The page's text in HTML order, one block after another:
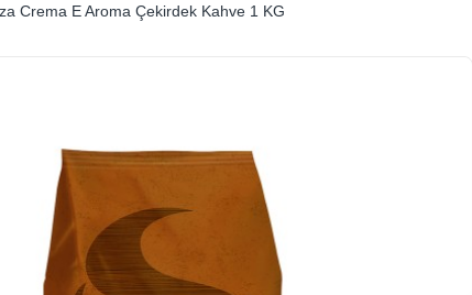
Crema E Aroma Çekirdek Kahve 1 KG